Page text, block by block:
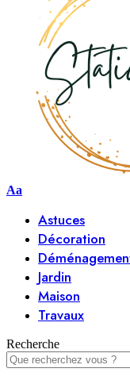
Aa
Astuces
Décoration
Jardin
Maison
Travaux
Recherche